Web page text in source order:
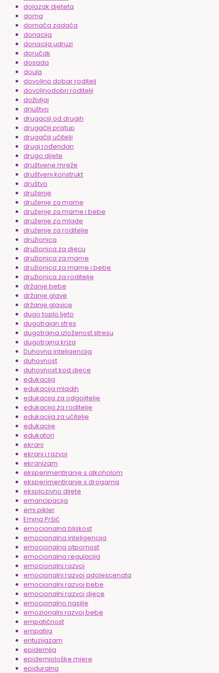
dolazak djeteta
doma
domaća zadaća
donacija
donacija udruzi
doručak
dosada
doula
dovoljno dobar roditelj
dovoljnodobri roditelji
doživljaj
driuštvo
drugaciji od drugih
drugačiji pristup
drugačiji učitelji
drugi rođendan
drugo dijete
društvene mreže
društveni konstrukt
društvo
druženje
druženje za mame
druženje za mame i bebe
druženje za mlade
druženje za roditelje
družionica
družionica za djecu
družionica za mame
družionica za mame i bebe
družionica za roditelje
držanje bebe
držanje glave
držanje glavice
dugo toplo ljeto
dugotrajan stres
dugotrajna izloženost stresu
dugotrajna kriza
Duhovna inteligencija
duhovnost
duhovnost kod djece
edukacija
edukacija mladih
edukacija za odgojitelje
edukacija za roditelje
edukacija za učitelje
edukacije
edukatori
ekrani
ekrani i razvoj
ekranizam
eksperimentiranje s alkoholom
eksperimentiranje s drogama
eksplozivno dijete
emancipacija
emi pikler
Emina Pršić
emocionalna bliskost
emocionalna inteligencija
emocionalna otpornost
emocionalna regulacija
emocionalni razvoj
emocionalni razvoj adolescenata
emocionalni razvoj bebe
emocionalni razvoj djece
emocionalno nasilje
emozionalni razvoj bebe
empatičnost
empatija
entuzijazam
epidemija
epidemiološke mjere
epiduralna